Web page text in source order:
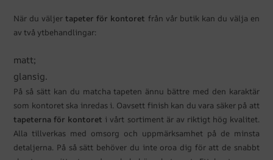
När du väljertapeter för kontoret från vår butik kan du välja en
av två ytbehandlingar:
matt;
glansig.
På så sätt kan du matcha tapeten ännu bättre med den karaktär
som kontoret ska inredas i. Oavsett finish kan du vara säker på att
tapeterna för kontoret i vårt sortiment är av riktigt hög kvalitet.
Alla tillverkas med omsorg och uppmärksamhet på de minsta
detaljerna. På så sätt behöver du inte oroa dig för att de snabbt